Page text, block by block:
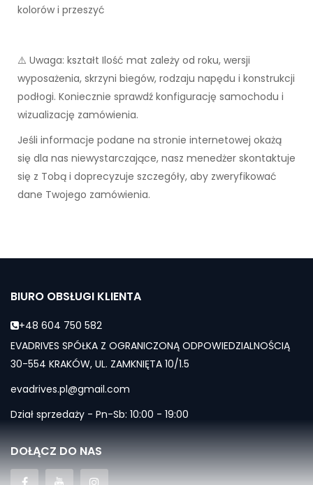
kolorów i przeszyć
⚠️ Uwaga: kształt Ilość mat zależy od roku, wersji
wyposażenia, skrzyni biegów, rodzaju napędu i konstrukcji
podłogi. Koniecznie sprawdź konfigurację samochodu i
wizualizację zamówienia.
Jeśli informacje podane na stronie internetowej okażą
się dla nas niewystarczające, nasz menedżer skontaktuje
się z Tobą i doprecyzuje szczegóły, aby zweryfikować
dane Twojego zamówienia.
BIURO OBSŁUGI KLIENTA
+48 604 750 582
EVADRIVES SPÓŁKA Z OGRANICZONĄ ODPOWIEDZIALNOŚCIĄ
30-554 KRAKÓW, UL. ZAMKNIĘTA 10/1.5
evadrives.pl@gmail.com
Dział sprzedaży - Pn-Sb: 10:00 - 19:00
DOŁĄCZ DO NAS